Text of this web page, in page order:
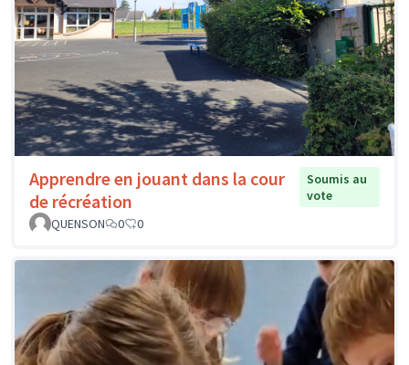
Apprendre en jouant dans la cour
de récréation
Soumis au
vote
QUENSON
0 0